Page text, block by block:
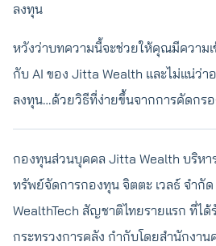
ลงทุน
หวังว่าบทความนี้จะช่วยให้คุณมีความเ
กับ AI ของ Jitta Wealth และไม่แน่ว่า
ลงทุน…ด้วยวิธีที่ง่ายขึ้นจากการคัดกร
กองทุนส่วนบุคคล Jitta Wealth บริหา
ทรัพย์จัดการกองทุน จิตตะ เวลธ์ จำกั
WealthTech สัญชาติไทยรายแรก ที่ไ
กระทรวงการคลัง กำกับโดยสำนักงา